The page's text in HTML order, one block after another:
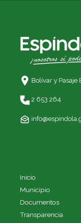
Bolívar y Pasaje
2 653 264
Inicio
Municipio
Documentos
Transparencia